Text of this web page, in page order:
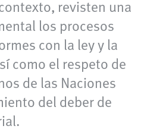
revisten una
los procesos
con la ley y la
como el respeto de
de las Naciones
del deber de